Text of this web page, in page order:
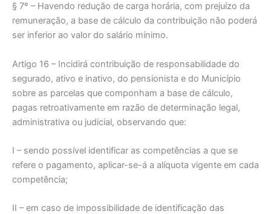
§ 7º – Havendo redução de carga horária, com prejuízo da
remuneração, a base de cálculo da contribuição não poderá
ser inferior ao valor do salário mínimo.
Artigo 16 – Incidirá contribuição de responsabilidade do
segurado, ativo e inativo, do pensionista e do Município
sobre as parcelas que componham a base de cálculo,
pagas retroativamente em razão de determinação legal,
administrativa ou judicial, observando que:
I – sendo possível identificar as competências a que se
refere o pagamento, aplicar-se-á a alíquota vigente em cada
competência;
II – em caso de impossibilidade de identificação das